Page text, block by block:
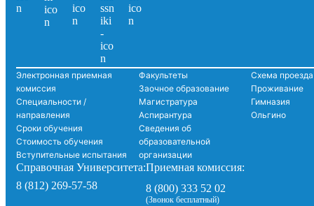
Электронная приемная
комиссия
Специальности /
направления
Сроки обучения
Стоимость обучения
Вступительные испытания
Факультеты
Заочное образование
Магистратура
Аспирантура
Сведения об
образовательной
организации
Схема проезда
Проживание
Гимназия
Ольгино
Справочная Университета:
8 (812) 269-57-58
Приемная комиссия:
8 (800) 333 52 02
(Звонок бесплатный)